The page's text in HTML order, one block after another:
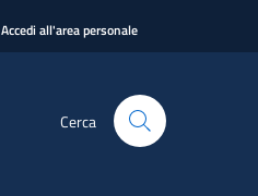
Accedi all'area personale
Cerca